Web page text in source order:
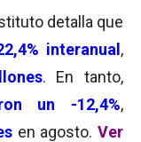
detalla que
interanual ,
. En tanto,
un -12,4%,
en agosto.Ver